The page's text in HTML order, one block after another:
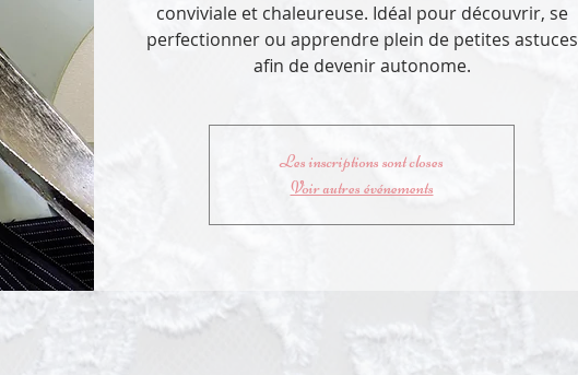
conviviale et chaleureuse. Idéal pour découvrir, se
perfectionner ou apprendre plein de petites astuces
afin de devenir autonome.
Les inscriptions sont closes
Voir autres événements